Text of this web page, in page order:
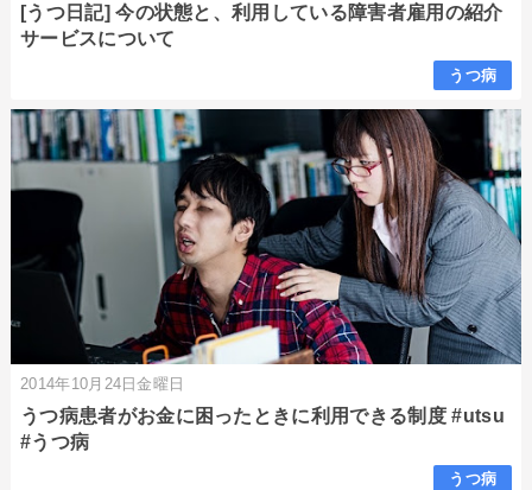
[うつ日記] 今の状態と、利用している障害者雇用の紹介
サービスについて
うつ病
2014年10月24日金曜日
うつ病患者がお金に困ったときに利用できる制度 #utsu
#うつ病
うつ病